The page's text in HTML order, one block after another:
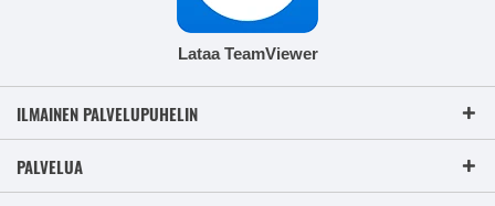
Lataa TeamViewer
ILMAINEN PALVELUPUHELIN
PALVELUA